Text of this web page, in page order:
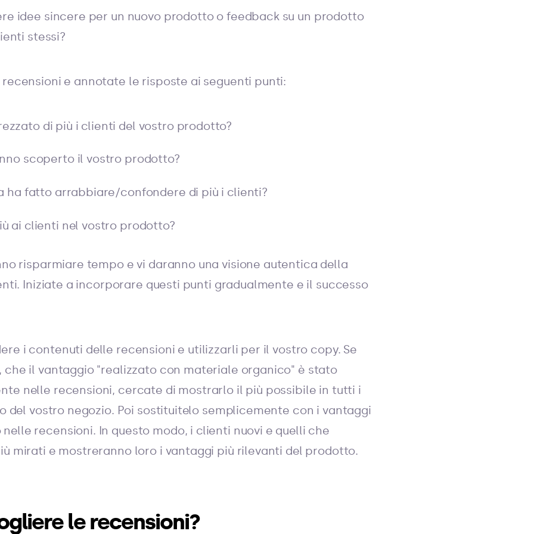
idee sincere per un nuovo prodotto o feedback su un prodotto
stessi?
e annotate le risposte ai seguenti punti:
di più i clienti del vostro prodotto?
scoperto il vostro prodotto?
ha fatto arrabbiare/confondere di più i clienti?
ai clienti nel vostro prodotto?
risparmiare tempo e vi daranno una visione autentica della
Iniziate a incorporare questi punti gradualmente e il successo
i contenuti delle recensioni e utilizzarli per il vostro copy. Se
che il vantaggio "realizzato con materiale organico" è stato
nelle recensioni, cercate di mostrarlo il più possibile in tutti i
del vostro negozio. Poi sostituitelo semplicemente con i vantaggi
recensioni. In questo modo, i clienti nuovi e quelli che
mirati e mostreranno loro i vantaggi più rilevanti del prodotto.
le recensioni?